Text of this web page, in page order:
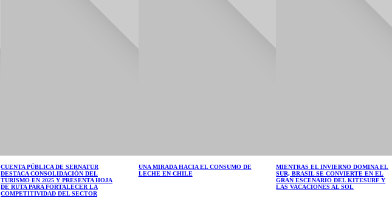
CUENTA PÚBLICA DE SERNATUR
DESTACA CONSOLIDACIÓN DEL
TURISMO EN 2025 Y PRESENTA HOJA
DE RUTA PARA FORTALECER LA
COMPETITIVIDAD DEL SECTOR
UNA MIRADA HACIA EL CONSUMO DE
LECHE EN CHILE
MIENTRAS EL INVIERNO DOMINA EL
SUR, BRASIL SE CONVIERTE EN EL
GRAN ESCENARIO DEL KITESURF Y
LAS VACACIONES AL SOL